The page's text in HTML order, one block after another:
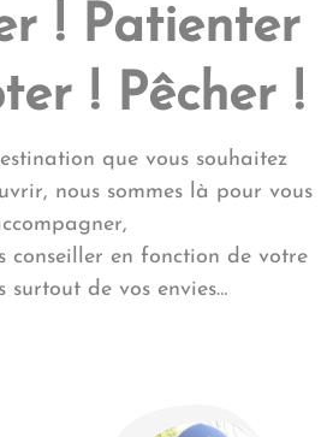
! Patienter
! Pêcher !
que vous souhaitez
nous sommes là pour vous
conseiller en fonction de votre
surtout de vos envies…